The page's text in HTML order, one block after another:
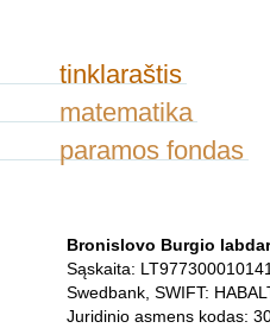
tinklaraštis
matematika
paramos fondas
Bronislovo Burgio
Sąskaita:
Swedbank, SWIFT:
Juridinio asmens kodas: